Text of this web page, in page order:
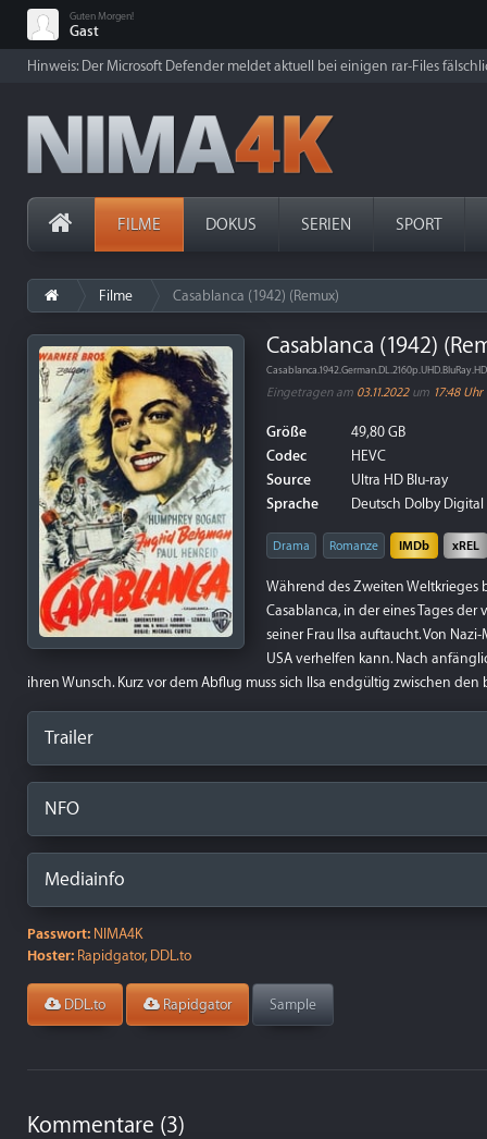
Guten Morgen!
Gast
Hinweis: Der Microsoft Defender meldet aktuell bei einigen rar-Files
FILME DOKUS SERIEN SPORT
Filme Casablanca (1942) (Remux)
Casablanca (1942)
Eingetragen am 03.11.2022um 17:48 Uhr
Größe
49,80 GB
Codec
HEVC
Source
Ultra HD Blu-ray
Sprache
Deutsch Dolby Digital
Drama Romanze IMDb xREL
Während des Zweiten Weltkrieges
Casablanca, in der eines Tages
seiner Frau Ilsa auftaucht. Von
USA verhelfen kann. Nach
ihren Wunsch. Kurz vor dem Abflug muss sich Ilsa endgültig zwischen
Trailer
NFO
Mediainfo
Passwort: NIMA4K
Hoster: Rapidgator, DDL.to
DDL.to Rapidgator Sample
Kommentare (3)